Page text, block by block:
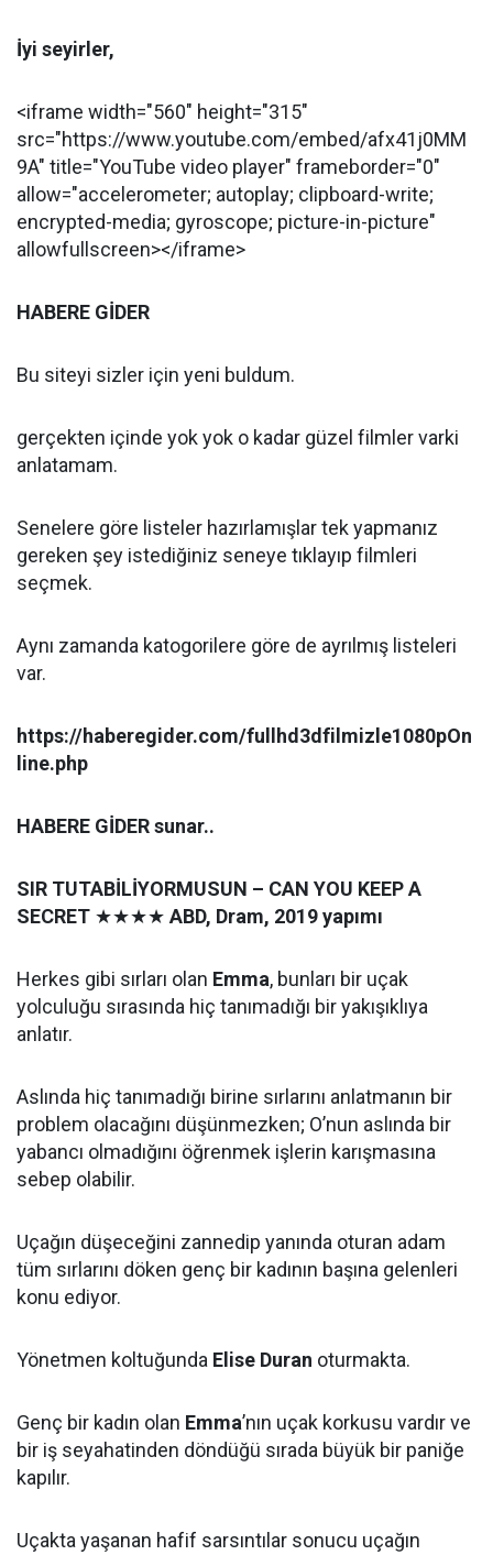
İyi seyirler,
<iframe width="560" height="315"
src="https://www.youtube.com/embed/afx41j0MM
9A" title="YouTube video player" frameborder="0"
allow="accelerometer; autoplay; clipboard-write;
encrypted-media; gyroscope; picture-in-picture"
allowfullscreen></iframe>
HABERE GİDER
Bu siteyi sizler için yeni buldum.
gerçekten içinde yok yok o kadar güzel filmler varki
anlatamam.
Senelere göre listeler hazırlamışlar tek yapmanız
gereken şey istediğiniz seneye tıklayıp filmleri
seçmek.
Aynı zamanda katogorilere göre de ayrılmış listeleri
var.
https://haberegider.com/fullhd3dfilmizle1080pOn
line.php
HABERE GİDER sunar..
SIR TUTABİLİYORMUSUN – CAN YOU KEEP A
SECRET ★★★★ ABD, Dram, 2019 yapımı
Herkes gibi sırları olan Emma, bunları bir uçak
yolculuğu sırasında hiç tanımadığı bir yakışıklıya
anlatır.
Aslında hiç tanımadığı birine sırlarını anlatmanın bir
problem olacağını düşünmezken; O’nun aslında bir
yabancı olmadığını öğrenmek işlerin karışmasına
sebep olabilir.
Uçağın düşeceğini zannedip yanında oturan adam
tüm sırlarını döken genç bir kadının başına gelenleri
konu ediyor.
Yönetmen koltuğunda Elise Duran oturmakta.
Genç bir kadın olan Emma’nın uçak korkusu vardır ve
bir iş seyahatinden döndüğü sırada büyük bir paniğe
kapılır.
Uçakta yaşanan hafif sarsıntılar sonucu uçağın